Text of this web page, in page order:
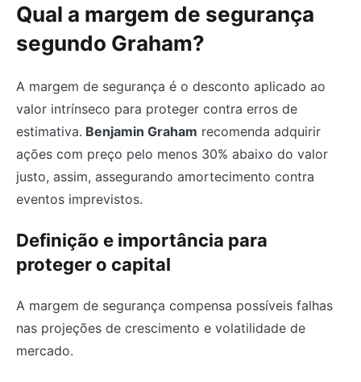
Qual a margem de segurança
segundo Graham?
A margem de segurança é o desconto aplicado ao
valor intrínseco para proteger contra erros de
estimativa. Benjamin Graham recomenda adquirir
ações com preço pelo menos 30% abaixo do valor
justo, assim, assegurando amortecimento contra
eventos imprevistos.
Definição e importância para
proteger o capital
A margem de segurança compensa possíveis falhas
nas projeções de crescimento e volatilidade de
mercado.